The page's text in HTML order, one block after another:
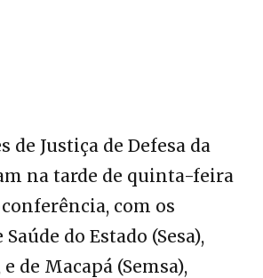
de Justiça de Defesa da
na tarde de quinta-feira
com os
do Estado (Sesa),
de Macapá (Semsa),